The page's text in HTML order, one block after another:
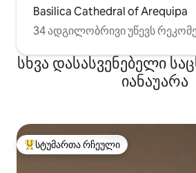
Basilica Cathedral of Arequipa
34 ადგილობრივი უწევს
სხვა დასასვენებელი
იანაუარა
სტუმართა რჩეული მოწინავე ვარიანტი
სტუმართა რჩეული